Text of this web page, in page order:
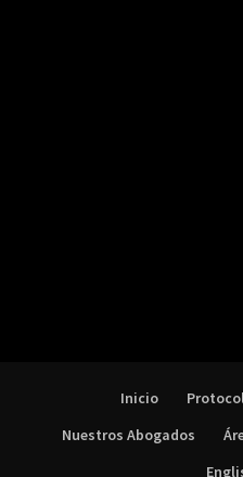
Inicio
Nuestros Abogados